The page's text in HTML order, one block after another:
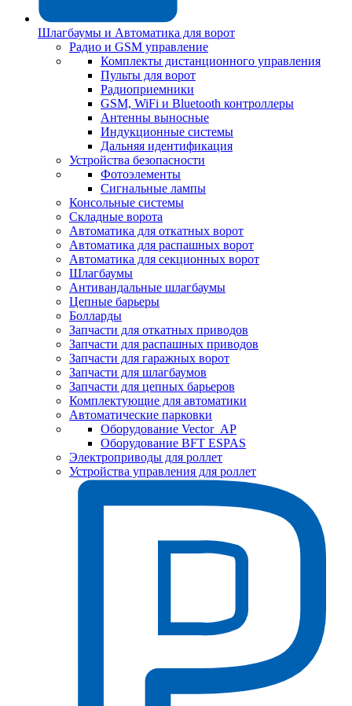
Шлагбаумы и Автоматика для ворот
Радио и GSM управление
Комплекты дистанционного управления
Пульты для ворот
Радиоприемники
GSM, WiFi и Bluetooth контроллеры
Антенны выносные
Индукционные системы
Дальняя идентификация
Устройства безопасности
Фотоэлементы
Сигнальные лампы
Консольные системы
Складные ворота
Автоматика для откатных ворот
Автоматика для распашных ворот
Автоматика для секционных ворот
Шлагбаумы
Антивандальные шлагбаумы
Цепные барьеры
Болларды
Запчасти для откатных приводов
Запчасти для распашных приводов
Запчасти для гаражных ворот
Запчасти для шлагбаумов
Запчасти для цепных барьеров
Комплектующие для автоматики
Автоматические парковки
Оборудование Vector_AP
Оборудование BFT ESPAS
Электроприводы для роллет
Устройства управления для роллет